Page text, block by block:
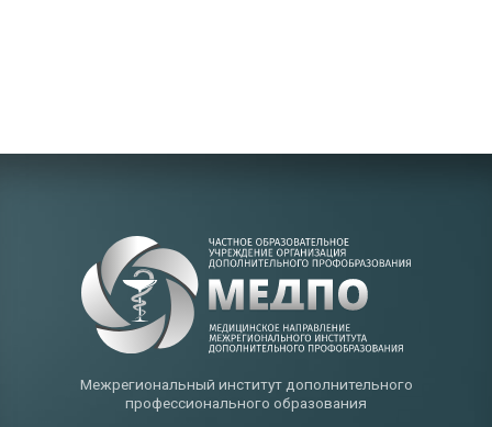
Межрегиональный институт дополнительного
профессионального образования